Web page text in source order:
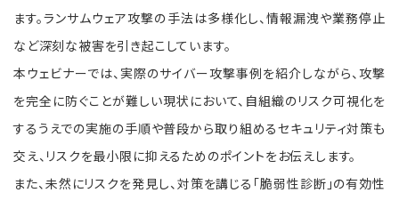
ます。ランサムウェア攻撃の手法は多様化し、情報漏洩や業務停止
など深刻な被害を引き起こしています。
本ウェビナーでは、実際のサイバー攻撃事例を紹介しながら、攻撃
を完全に防ぐことが難しい現状において、 自組織のリスク可視化を
するうえでの実施の手順や普段から取り組めるセキュリティ対策も
交え、 リスクを最小限に抑えるためのポイントをお伝えします。
また、未然にリスクを発見し、対策を講じる「脆弱性診断」の有効性